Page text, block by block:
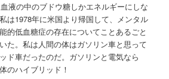
液の中のブドウ糖しかエネルギーにしな
は1978年に米国より帰国して、メンタル
的低血糖症の存在についてことあるごと
た。私は人間の体はガソリン車と思って
ド車だったのだ。ガソリンと電気なら
のハイブリッド！